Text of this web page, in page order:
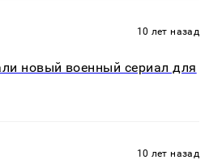
10 лет назад
новый военный сериал для
10 лет назад